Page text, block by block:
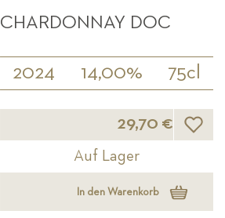
CHARDONNAY DOC
2024 14,00% 75cl
29,70 €
Auf Lager
In den Warenkorb